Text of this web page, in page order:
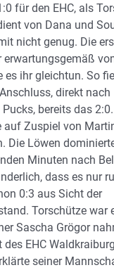
für den EHC, als
von Dana und
nicht genug. Die
erwartungsgemäß
es ihr gleichtun. So
direkt nach
bereits das
auf Zuspiel von
Die Löwen
Minuten nach
dass es nur
0:3 aus Sicht der
Torschütze war
Sascha Grögor
EHC
seiner